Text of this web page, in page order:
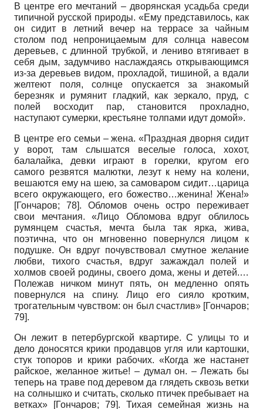
В центре его мечтаний – дворянская усадьба среди
типичной русской природы. «Ему представилось, как
он сидит в летний вечер на террасе за чайным
столом под непроницаемым для солнца навесом
деревьев, с длинной трубкой, и лениво втягивает в
себя дым, задумчиво наслаждаясь открывающимся
из-за деревьев видом, прохладой, тишиной, а вдали
желтеют поля, солнце опускается за знакомый
березняк и румянит гладкий, как зеркало, пруд, с
полей восходит пар, становится прохладно,
наступают сумерки, крестьяне толпами идут домой».
В центре его семьи – жена. «Праздная дворня сидит
у ворот, там слышатся веселые голоса, хохот,
балалайка, девки играют в горелки, кругом его
самого резвятся малютки, лезут к нему на колени,
вешаются ему на шею, за самоваром сидит…царица
всего окружающего, его божество…женина! Жена!»
[Гончаров; 78]. Обломов очень остро переживает
свои мечтания. «Лицо Обломова вдруг облилось
румянцем счастья, мечта была так ярка, жива,
поэтична, что он мгновенно повернулся лицом к
подушке. Он вдруг почувствовал смутное желание
любви, тихого счастья, вдруг зажаждал полей и
холмов своей родины, своего дома, жены и детей.…
Полежав ничком минут пять, он медленно опять
повернулся на спину. Лицо его сияло кротким,
трогательным чувством: он был счастлив» [Гончаров;
79].
Он лежит в петербургской квартире. С улицы то и
дело доносятся крики продавцов угля или картошки,
стук топоров и крики рабочих. «Когда же настанет
райское, желанное житье! – думал он. – Лежать бы
теперь на траве под деревом да глядеть сквозь ветки
на солнышко и считать, сколько птичек пребывает на
ветках»
[Гончаров; 79]. Тихая семейная жизнь на